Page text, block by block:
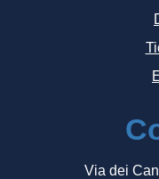
Via dei